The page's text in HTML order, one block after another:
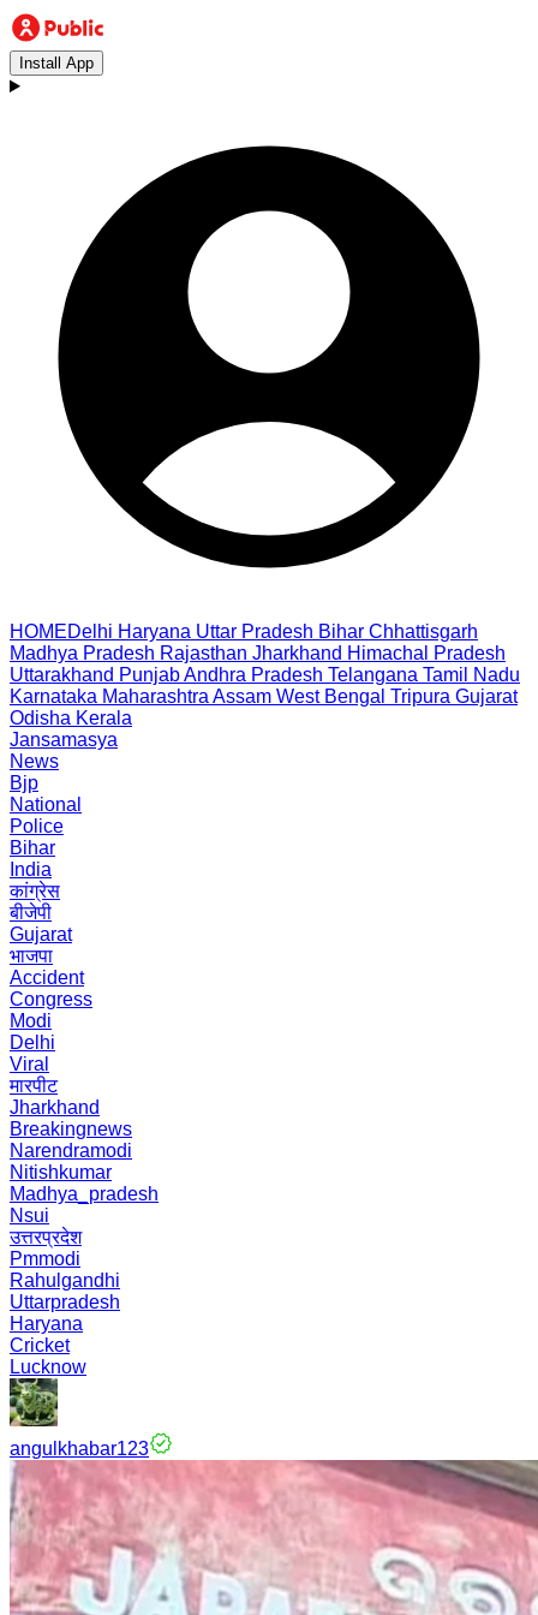
Install App
HOMEDelhi Haryana Uttar Pradesh Bihar Chhattisgarh
Madhya Pradesh Rajasthan Jharkhand Himachal Pradesh
Uttarakhand PunjabAndhra Pradesh Telangana Tamil Nadu
Karnataka Maharashtra Assam West Bengal Tripura Gujarat
Odisha Kerala
Jansamasya
News
Bjp
National
Police
Bihar
India
कांग्रेस
बीजेपी
Gujarat
भाजपा
Accident
Congress
Modi
Delhi
Viral
मारपीट
Jharkhand
Breakingnews
Narendramodi
Nitishkumar
Madhya_pradesh
Nsui
उत्तरप्रदेश
Pmmodi
Rahulgandhi
Uttarpradesh
Haryana
Cricket
Lucknow
angulkhabar123